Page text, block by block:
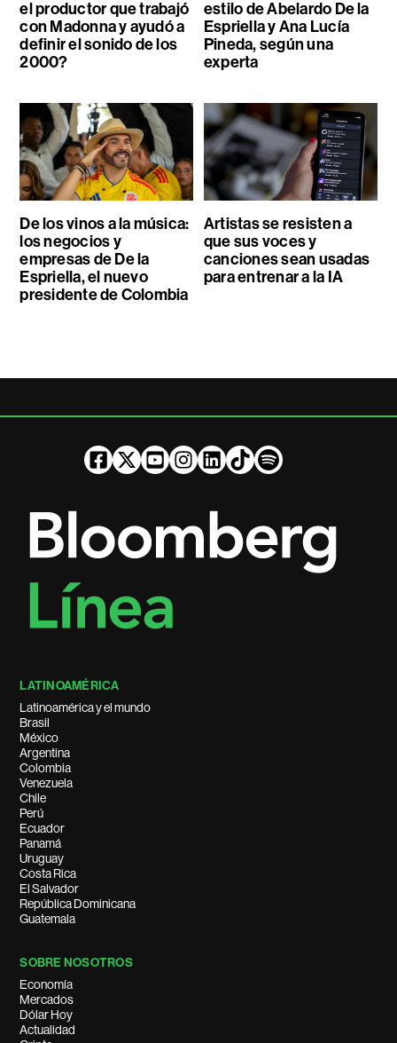
el productor que trabajó
con Madonna y ayudó a
definir el sonido de los
2000?
estilo de Abelardo De la
Espriella y Ana Lucía
Pineda, según una
experta
De los vinos a la música:
los negocios y
empresas de De la
Espriella, el nuevo
presidente de Colombia
Artistas se resisten a
que sus voces y
canciones sean usadas
para entrenar a la IA
LATINOAMÉRICA
Latinoamérica y el mundo
Brasil
México
Argentina
Colombia
Venezuela
Chile
Perú
Ecuador
Panamá
Uruguay
Costa Rica
El Salvador
República Dominicana
Guatemala
SOBRE NOSOTROS
Economía
Mercados
Dólar Hoy
Actualidad